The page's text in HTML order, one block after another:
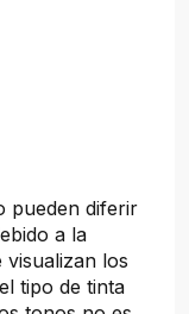
pueden diferir
a la
los
tipo de tinta